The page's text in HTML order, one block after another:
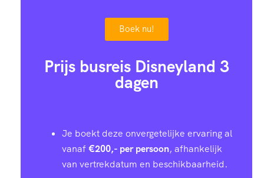
Boek nu!
Prijs busreis Disneyland 3
dagen
Je boekt deze onvergetelijke ervaring al
vanaf€200,- per persoon, afhankelijk
van vertrekdatum en beschikbaarheid.